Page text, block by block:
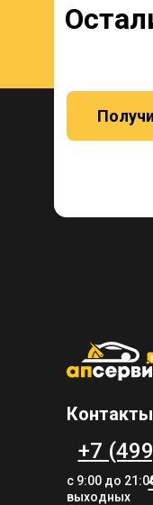
+7
с 9:00 до
выходных
Контакты